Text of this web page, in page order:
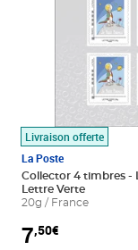
au panier
Livraison offerte
La Poste
Collector 4 timbres -
Lettre Verte
20g / France
7,50€